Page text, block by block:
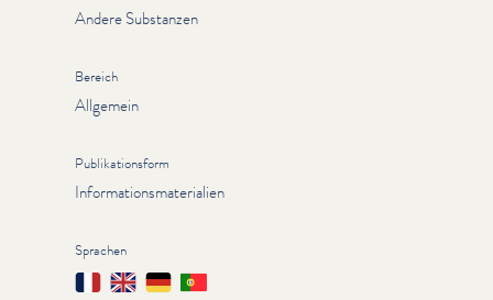
Andere Substanzen
Bereich
Allgemein
Publikationsform
Informationsmaterialien
Sprachen
FrançaisEnglishDeutschPortuguês